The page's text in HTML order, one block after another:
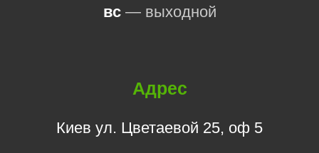
вс— выходной
Адрес
Киев ул. Цветаевой 25, оф 5